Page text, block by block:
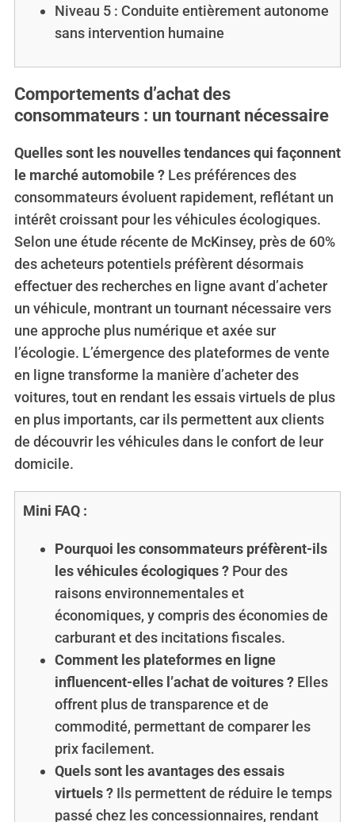
Niveau 5 : Conduite entièrement autonome
sans intervention humaine
Comportements d’achat des
consommateurs : un tournant nécessaire
Quelles sont les nouvelles tendances qui façonnent
le marché automobile ?Les préférences des
consommateurs évoluent rapidement, reflétant un
intérêt croissant pour les véhicules écologiques.
Selon une étude récente de McKinsey, près de 60%
des acheteurs potentiels préfèrent désormais
effectuer des recherches en ligne avant d’acheter
un véhicule, montrant un tournant nécessaire vers
une approche plus numérique et axée sur
l’écologie. L’émergence des plateformes de vente
en ligne transforme la manière d’acheter des
voitures, tout en rendant les essais virtuels de plus
en plus importants, car ils permettent aux clients
de découvrir les véhicules dans le confort de leur
domicile.
Mini FAQ :
Pourquoi les consommateurs préfèrent-ils
les véhicules écologiques ?Pour des
raisons environnementales et
économiques, y compris des économies de
carburant et des incitations fiscales.
Comment les plateformes en ligne
influencent-elles l’achat de voitures ?Elles
offrent plus de transparence et de
commodité, permettant de comparer les
prix facilement.
Quels sont les avantages des essais
virtuels ?Ils permettent de réduire le temps
passé chez les concessionnaires, rendant